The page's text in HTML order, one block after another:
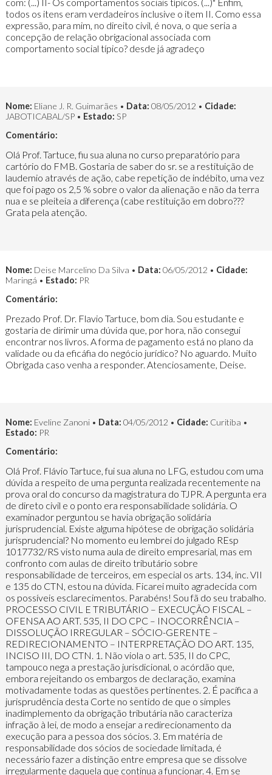
com: (...) II- Os comportamentos sociais típicos. (...)" Enfim,
todos os itens eram verdadeiros inclusive o item II. Como essa
expressão, para mim, no direito civil, é nova, o que seria a
concepção de relação obrigacional associada com
comportamento social típico? desde já agradeço
Nome: Eliane J. R. Guimarães • Data: 08/05/2012 • Cidade:
JABOTICABAL/SP • Estado: SP
Comentário:
Olá Prof. Tartuce, fiu sua aluna no curso preparatório para
cartório do FMB. Gostaria de saber do sr. se a restituição de
laudemio através de ação, cabe repetição de indébito, uma vez
que foi pago os 2,5 % sobre o valor da alienação e não da terra
nua e se pleiteia a diferença (cabe restituição em dobro???
Grata pela atenção.
Nome: Deise Marcelino Da Silva • Data: 06/05/2012 • Cidade:
Maringá • Estado: PR
Comentário:
Prezado Prof. Dr. Flavio Tartuce, bom dia. Sou estudante e
gostaria de dirimir uma dúvida que, por hora, não consegui
encontrar nos livros. A forma de pagamento está no plano da
validade ou da eficáfia do negócio jurídico? No aguardo. Muito
Obrigada caso venha a responder. Atenciosamente, Deise.
Nome: Eveline Zanoni • Data: 04/05/2012 • Cidade: Curitiba •
Estado: PR
Comentário:
Olá Prof. Flávio Tartuce, fui sua aluna no LFG, estudou com uma
dúvida a respeito de uma pergunta realizada recentemente na
prova oral do concurso da magistratura do TJPR. A pergunta era
de direto civil e o ponto era responsabilidade solidária. O
examinador perguntou se havia obrigação solidária
jurisprudencial. Existe alguma hipótese de obrigação solidária
jurisprudencial? No momento eu lembrei do julgado REsp
1017732/RS visto numa aula de direito empresarial, mas em
confronto com aulas de direito tributário sobre
responsabilidade de terceiros, em especial os arts. 134, inc. VII
e 135 do CTN, estou na dúvida. Ficarei muito agradecida com
os possíveis esclarecimentos. Parabéns! Sou fã do seu trabalho.
PROCESSO CIVIL E TRIBUTÁRIO – EXECUÇÃO FISCAL –
OFENSA AO ART. 535, II DO CPC – INOCORRÊNCIA –
DISSOLUÇÃO IRREGULAR – SÓCIO-GERENTE –
REDIRECIONAMENTO – INTERPRETAÇÃO DO ART. 135,
INCISO III, DO CTN. 1. Não viola o art. 535, II do CPC,
tampouco nega a prestação jurisdicional, o acórdão que,
embora rejeitando os embargos de declaração, examina
motivadamente todas as questões pertinentes. 2. É pacífica a
jurisprudência desta Corte no sentido de que o simples
inadimplemento da obrigação tributária não caracteriza
infração à lei, de modo a ensejar a redirecionamento da
execução para a pessoa dos sócios. 3. Em matéria de
responsabilidade dos sócios de sociedade limitada, é
necessário fazer a distinção entre empresa que se dissolve
irregularmente daquela que continua a funcionar. 4. Em se